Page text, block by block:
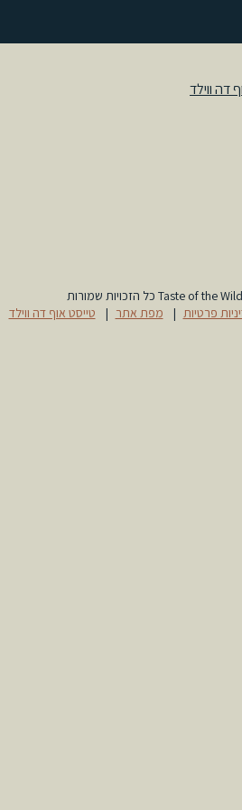
פרטיות | מפת אתר | טייסט אוף דה ווילד